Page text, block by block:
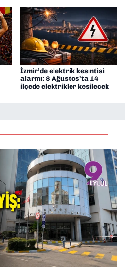
İzmir’de elektrik kesintisi
alarmı: 8 Ağustos’ta 14
ilçede elektrikler kesilecek